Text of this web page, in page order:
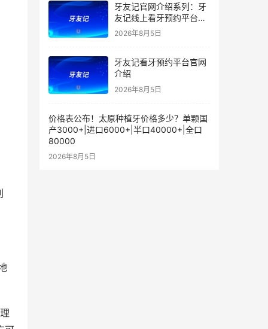
牙友记官网介绍系列：牙
友记线上看牙预约平台的
优势在哪里？
2026年8月5日
牙友记看牙预约平台官网
介绍
2026年8月5日
价格表公布！太原种植牙价格多少？单颗国
产3000+|进口6000+|半口40000+|全口
80000
2026年8月5日